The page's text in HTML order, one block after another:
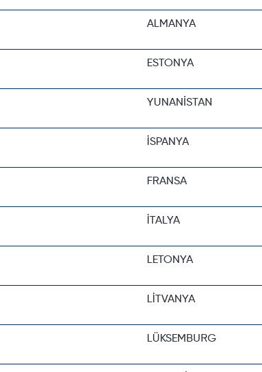
ALMANYA
ESTONYA
YUNANİSTAN
İSPANYA
FRANSA
İTALYA
LETONYA
LİTVANYA
LÜKSEMBURG